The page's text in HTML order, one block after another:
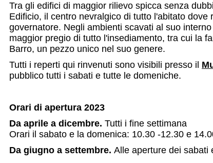
Tra gli edifici di maggior rilievo spicca senza
Edificio, il centro nevralgico di tutto l'abitato dove
governatore. Negli ambienti scavati al suo
maggior pregio di tutto l'insediamento, tra cui la
Barro, un pezzo unico nel suo genere.
Tutti i reperti qui rinvenuti sono visibili presso il
pubblico tutti i sabati e tutte le domeniche.
Orari di apertura 2023
Da aprile a dicembre. Tutti i fine settimana
Orari il sabato e la domenica: 10.30 -12.30 e
Da giugno a settembre. Alle aperture dei sabati